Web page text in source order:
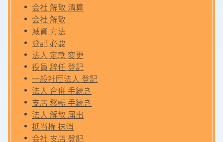
会社 解散 清算
会社 解散
減資 方法
登記 必要
法人 定款 変更
役員 辞任 登記
一般社団法人 登記
法人 合併 手続き
支店 移転 手続き
法人 解散 届出
抵当権 抹消
会社 支店 登記